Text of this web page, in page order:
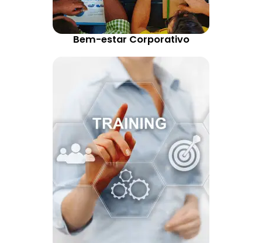
Bem-estar Corporativo